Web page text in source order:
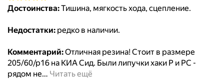
Достоинства:Тишина, мягкость хода, сцепление.
Недостатки: редко в наличии.
Комментарий:Отличная резина! Стоит в размере
205/60/р16 на КИА Сид. Были липучки хаки Р и РС -
рядом не… Читать ещё